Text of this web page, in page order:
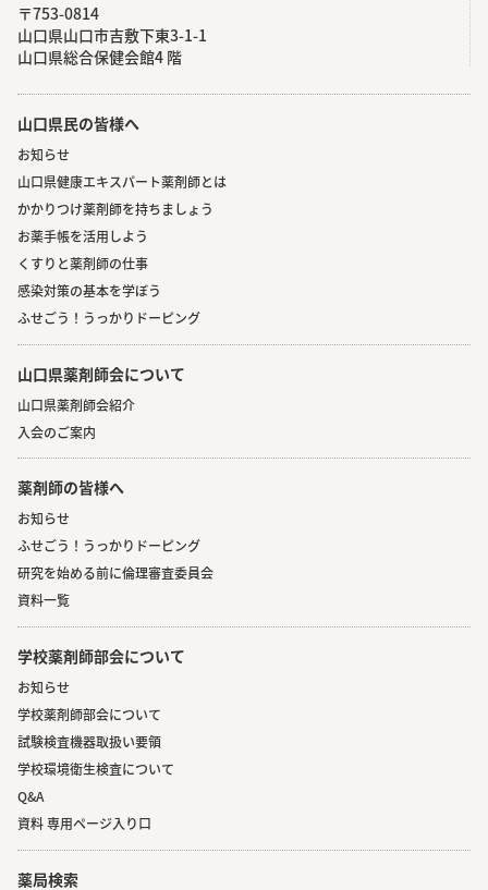
〒753-0814
⼭⼝県⼭⼝市吉敷下東3-1-1
⼭⼝県総合保健会館4 階
山口県民の皆様へ
お知らせ
山口県健康エキスパート薬剤師とは
かかりつけ薬剤師を持ちましょう
お薬手帳を活用しよう
くすりと薬剤師の仕事
感染対策の基本を学ぼう
ふせごう！うっかりドーピング
山口県薬剤師会について
山口県薬剤師会紹介
入会のご案内
薬剤師の皆様へ
お知らせ
ふせごう！うっかりドーピング
研究を始める前に倫理審査委員会
資料一覧
学校薬剤師部会について
お知らせ
学校薬剤師部会について
試験検査機器取扱い要領
学校環境衛生検査について
Q&A
資料 専用ページ入り口
薬局検索